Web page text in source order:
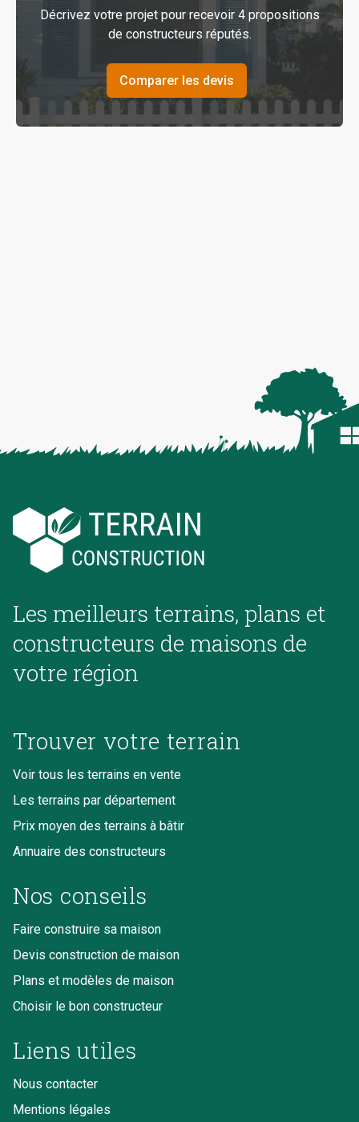
Décrivez votre projet pour recevoir 4 propositions
de constructeurs réputés.
Comparer les devis
Les meilleurs terrains, plans et
constructeurs de maisons de
votre région
Trouver votre terrain
Voir tous les terrains en vente
Les terrains par département
Prix moyen des terrains à bâtir
Annuaire des constructeurs
Nos conseils
Faire construire sa maison
Devis construction de maison
Plans et modèles de maison
Choisir le bon constructeur
Liens utiles
Nous contacter
Mentions légales